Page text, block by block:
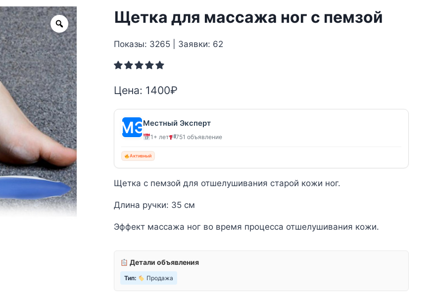
Zoom Щетка для массажа ног с пемзой
Показы: 3265 | Заявки: 62
Цена: 1400₽
Местный Эксперт
1+ лет 751 объявление
Активный
Щетка с пемзой для отшелушивания старой кожи ног.
Длина ручки: 35 см
Эффект массажа ног во время процесса отшелушивания кожи.
Детали объявления
Тип: Продажа